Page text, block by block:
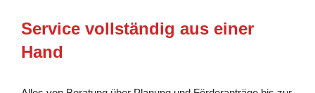
Service vollständig aus einer
Hand